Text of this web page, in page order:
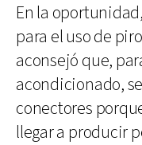
En la
para el uso de
aconsejó que,
acondicionado,
conectores
llegar a producir